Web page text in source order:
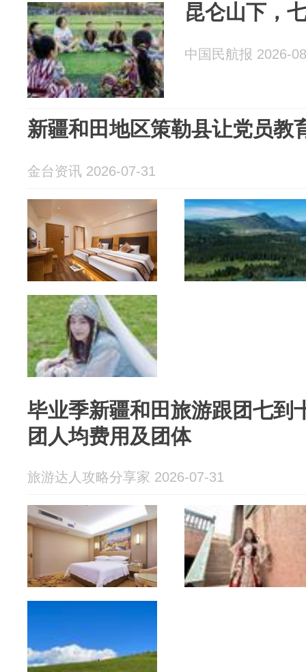
昆仑山下，
中国民航报 2026-
新疆和田地区策勒县让党员教
金台资讯 2026-07-31
毕业季新疆和田旅游跟团七到
团人均费用及团体
旅游达人攻略分享家 2026-07-31